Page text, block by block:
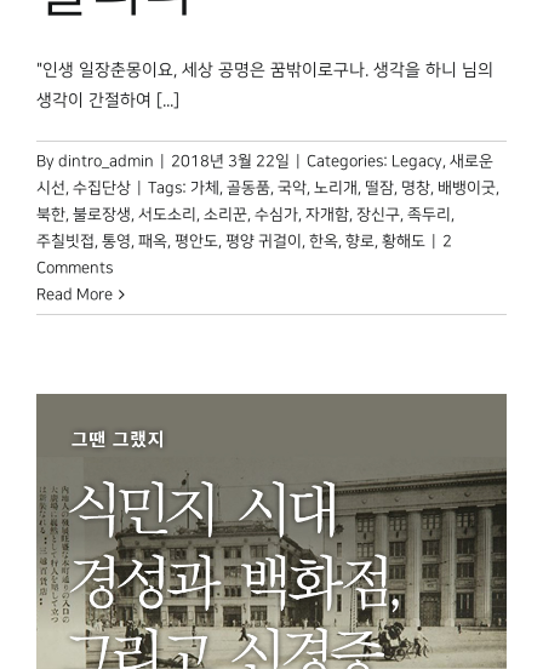
"인생 일장춘몽이요, 세상 공명은 꿈밖이로구나. 생각을 하니 님의
생각이 간절하여 [...]
By dintro_admin 2018년 3월 22일 Categories: Legacy, 새로운
시선, 수집단상 Tags: 가체 , 골동품, 국악, 노리개 , 떨잠, 명창, 배뱅이굿,
북한, 불로장생, 서도소리 , 소리꾼, 수심가, 자개함, 장신구, 족두리 ,
주칠빗접, 통영, 패옥, 평안도, 평양 귀걸이 , 한옥, 향로, 황해도
2
Comments
Read More